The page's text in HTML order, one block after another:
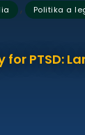
, Politika a
for PTSD: